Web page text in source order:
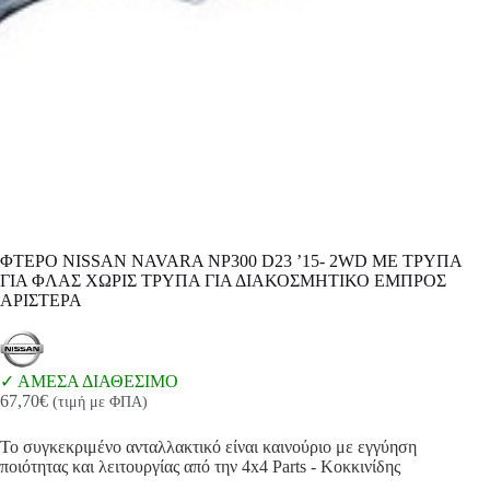
ΦΤΕΡΟ NISSAN NAVARA NP300 D23 ’15- 2WD ΜΕ ΤΡΥΠΑ
ΓΙΑ ΦΛΑΣ ΧΩΡΙΣ ΤΡΥΠΑ ΓΙΑ ΔΙΑΚΟΣΜΗΤΙΚΟ ΕΜΠΡΟΣ
ΑΡΙΣΤΕΡΑ
ΑΜΕΣΑ ΔΙΑΘΕΣΙΜΟ
67,70€ (τιμή με ΦΠΑ)
Το συγκεκριμένο ανταλλακτικό είναι καινούριο με εγγύηση
ποιότητας και λειτουργίας από την 4x4 Parts - Κοκκινίδης